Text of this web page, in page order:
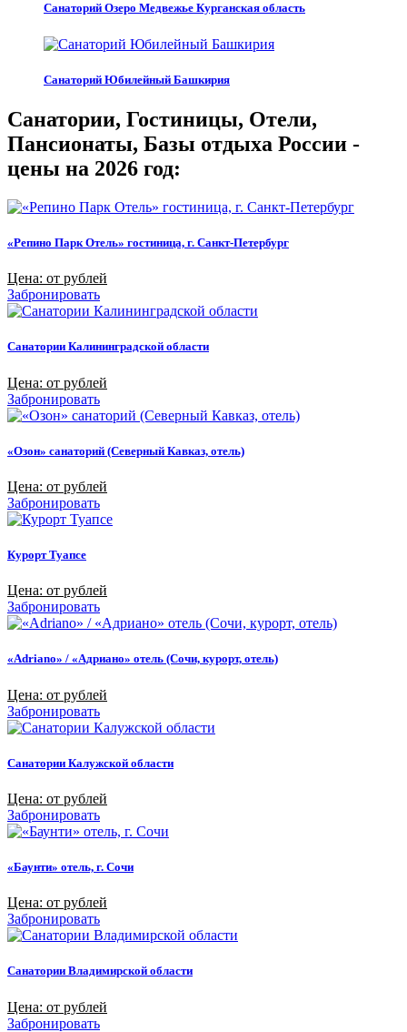
Санаторий Озеро Медвежье Курганская область
Санаторий Юбилейный Башкирия
Санатории, Гостиницы, Отели,
Пансионаты, Базы отдыха России -
цены на 2026 год:
«Репино Парк Отель» гостиница, г. Санкт-Петербург
Цена: от рублей
Забронировать
Санатории Калининградской области
Цена: от рублей
Забронировать
«Озон» санаторий (Северный Кавказ, отель)
Цена: от рублей
Забронировать
Курорт Туапсе
Цена: от рублей
Забронировать
«Adriano» / «Адриано» отель (Сочи, курорт, отель)
Цена: от рублей
Забронировать
Санатории Калужской области
Цена: от рублей
Забронировать
«Баунти» отель, г. Сочи
Цена: от рублей
Забронировать
Санатории Владимирской области
Цена: от рублей
Забронировать